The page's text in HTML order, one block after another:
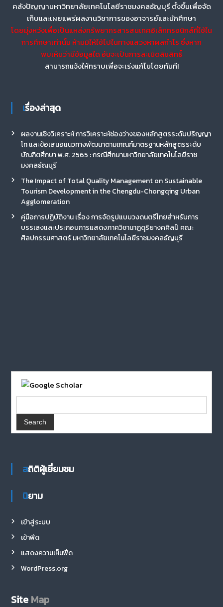
คลังปัญญามหาวิทยาลัยเทคโนโลยีราชมงคลธัญบุรี ตั้งขึ้นเพื่อจัด
เก็บและเผยแพร่ผลงานวิชาการของอาจารย์และนักศึกษา
โดยมุ่งหวังเพื่อเป็นแหล่งทรัพยากรสารสนเทศอิเล็กทรอนิกส์ที่ใช้ใน
การศึกษาเท่านั้น ห้ามมิให้ใช้ไปในทางแสวงหาผลกำไร ซึ่งหาก
พบเห็นว่ามีข้อมูลใด อันจะเป็นการละเมิดลิขสิทธิ์
สามารถแจ้งให้ทราบเพื่อจะเร่งแก้ไขโดยทันที!
เรื่องล่าสุด
ผลงานเชิงวิเคราะห์ การวิเคราะห์ช่องว่างของหลักสูตรระดับปริญญา
โท และข้อเสนอแนวทางพัฒนาตามเกณฑ์มาตรฐานหลักสูตรระดับ
บัณฑิตศึกษา พ.ศ. 2565 : กรณีศึกษามหาวิทยาลัยเทคโนโลยีราช
มงคลธัญบุรี
The Impact of Total Quality Management on Sustainable
Tourism Development in the Chengdu-Chongqing Urban
Agglomeration
คู่มือการปฏิบัติงาน เรื่อง การจัดรูปแบบวงดนตรีไทยสำหรับการ
บรรเลงและประกอบการแสดงภาควิชานาฏดุริยางคศิลป์ คณะ
ศิลปกรรมศาสตร์ มหาวิทยาลัยเทคโนโลยีราชมงคลธัญบุรี
สถิติผู้เยี่ยมชม
นิยาม
เข้าสู่ระบบ
เข้าฟีด
แสดงความเห็นฟีด
WordPress.org
Site Map